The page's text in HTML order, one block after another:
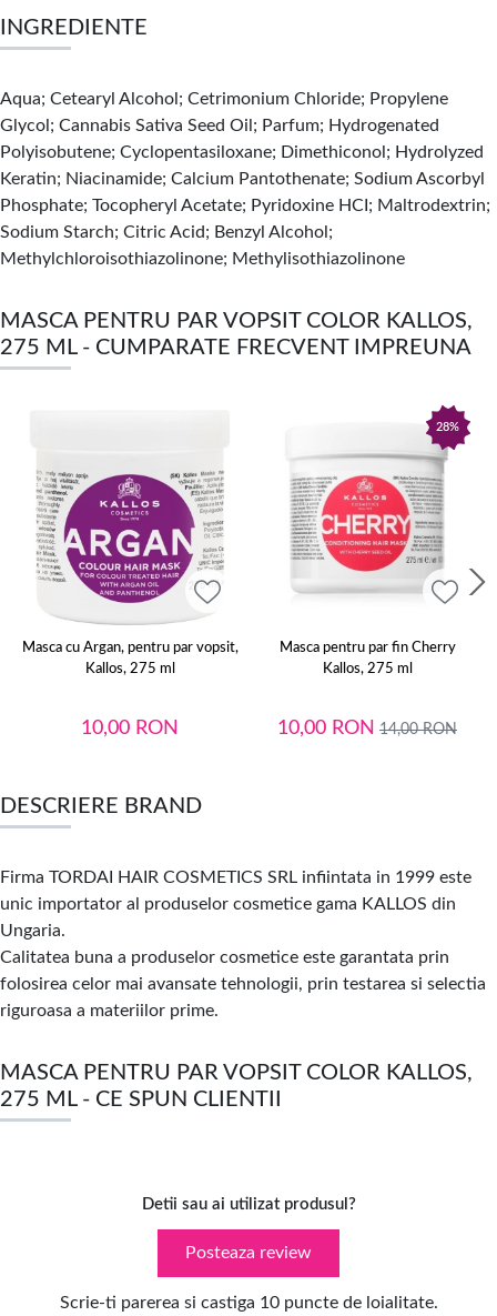
INGREDIENTE
Aqua; Cetearyl Alcohol; Cetrimonium Chloride; Propylene
Glycol; Cannabis Sativa Seed Oil; Parfum; Hydrogenated
Polyisobutene; Cyclopentasiloxane; Dimethiconol; Hydrolyzed
Keratin; Niacinamide; Calcium Pantothenate; Sodium Ascorbyl
Phosphate; Tocopheryl Acetate; Pyridoxine HCI; Maltrodextrin;
Sodium Starch; Citric Acid; Benzyl Alcohol;
Methylchloroisothiazolinone; Methylisothiazolinone
MASCA PENTRU PAR VOPSIT COLOR KALLOS,
275 ML - CUMPARATE FRECVENT IMPREUNA
Masca cu Argan, pentru par vopsit,
Kallos, 275 ml
10,00 RON
28%
Masca pentru par fin Cherry
Kallos, 275 ml
10,00 RON 14,00RON
DESCRIERE BRAND
Firma TORDAI HAIR COSMETICS SRL infiintata in 1999 este
unic importator al produselor cosmetice gama KALLOS din
Ungaria.
Calitatea buna a produselor cosmetice este garantata prin
folosirea celor mai avansate tehnologii, prin testarea si selectia
riguroasa a materiilor prime.
MASCA PENTRU PAR VOPSIT COLOR KALLOS,
275 ML - CE SPUN CLIENTII
Detii sau ai utilizat produsul?
Posteaza review
Scrie-ti parerea si castiga 10 puncte de loialitate.